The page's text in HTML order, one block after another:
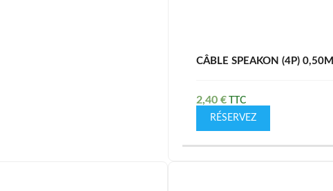
CÂBLE SPEAKON (4P) 0,50M
2,40 €
RÉSERVEZ